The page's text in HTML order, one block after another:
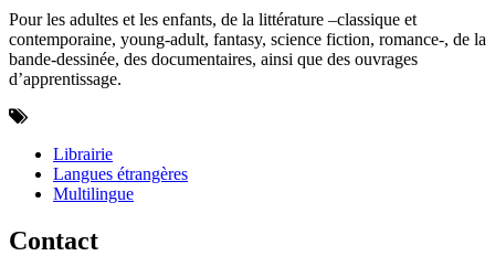
Pour les adultes et les enfants, de la littérature –classique et
contemporaine, young-adult, fantasy, science fiction, romance-, de la
bande-dessinée, des documentaires, ainsi que des ouvrages
d’apprentissage.
Librairie
Langues étrangères
Multilingue
Contact